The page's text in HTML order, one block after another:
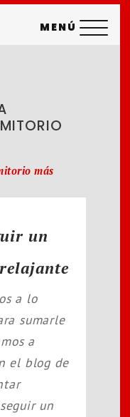
MENÚ
un
a lo
sumarle
a
el blog de
un